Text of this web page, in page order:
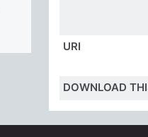
URI
DOWNLOAD